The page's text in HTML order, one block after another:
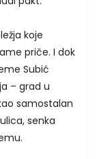
koje
priče. I dok
Subić
– grad u
samostalan
senka